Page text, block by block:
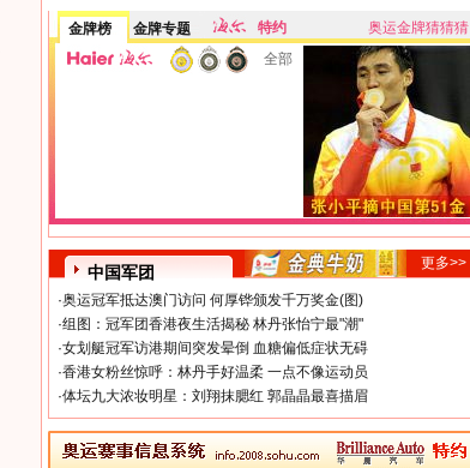
金牌榜 金牌专题 特约
奥运金牌猜猜猜
全部
中国军团
更多>>
·奥运冠军抵达澳门访问 何厚铧颁发千万奖金(图)
·组图：冠军团香港夜生活揭秘 林丹张怡宁最"潮"
·女划艇冠军访港期间突发晕倒 血糖偏低症状无碍
·香港女粉丝惊呼：林丹手好温柔 一点不像运动员
·体坛九大浓妆明星：刘翔抹腮红 郭晶晶最喜描眉